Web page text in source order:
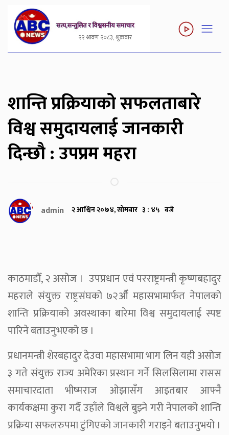
२२ श्रावण २०८३, शुक्रबार
शान्ति प्रक्रियाको सफलताबारे
विश्व समुदायलाई जानकारी
दिन्छौ : उपप्रम महरा
admin २ आश्विन २०७४, सोमबार ३ : ४५ बजे
काठमाडौँ, २ असोज । उपप्रधान एवं परराष्ट्रमन्त्री कृष्णबहादुर
महराले संयुक्त राष्ट्रसंघको ७२औँ महासभामार्फत नेपालको
शान्ति प्रक्रियाको अवस्थाका बारेमा विश्व समुदायलाई स्पष्ट
पारिने बताउनुभएको छ ।
प्रधानमन्त्री शेरबहादुर देउवा महासभामा भाग लिन यही असोज
३ गते संयुक्त राज्य अमेरिका प्रस्थान गर्ने सिलसिलामा रासस
समाचारदाता भीष्मराज ओझासँग आइतबार आफ्नै
कार्यकक्षमा कुरा गर्दै उहाँले विश्वले बुझ्ने गरी नेपालको शान्ति
प्रक्रिया सफलरुपमा टुंगिएको जानकारी गराइने बताउनुभयो ।